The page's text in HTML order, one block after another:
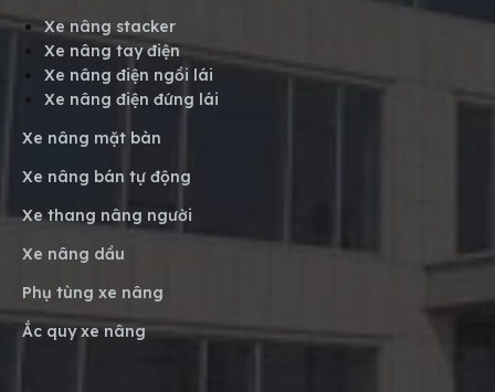
Xe nâng stacker
Xe nâng tay điện
Xe nâng điện ngồi lái
Xe nâng điện đứng lái
Xe nâng mặt bàn
Xe nâng bán tự động
Xe thang nâng người
Xe nâng dầu
Phụ tùng xe nâng
Ắc quy xe nâng